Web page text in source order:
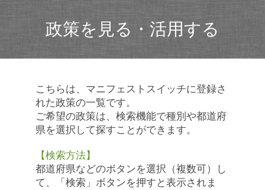
政策を見る・活用する
こちらは、マニフェストスイッチに登録さ
れた政策の一覧です。
ご希望の政策は、検索機能で種別や都道府
県を選択して探すことができます。
【検索方法】
都道府県などのボタンを選択（複数可）し
て、「検索」ボタンを押すと表示されま